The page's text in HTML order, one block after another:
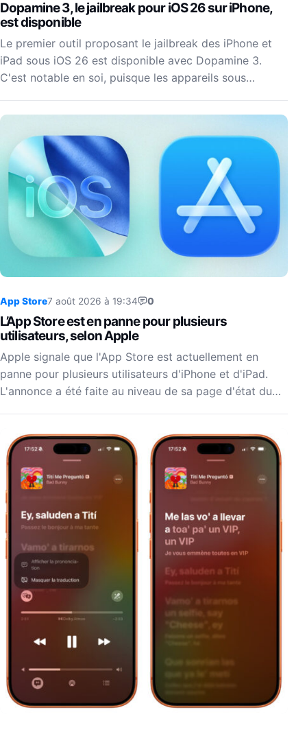
Dopamine 3, le jailbreak pour iOS 26 sur iPhone,
est disponible
Le premier outil proposant le jailbreak des iPhone et
iPad sous iOS 26 est disponible avec Dopamine 3.
C'est notable en soi, puisque les appareils sous…
App Store7 août 2026 à 19:34 0
L’App Store est en panne pour plusieurs
utilisateurs, selon Apple
Apple signale que l'App Store est actuellement en
panne pour plusieurs utilisateurs d'iPhone et d'iPad.
L'annonce a été faite au niveau de sa page d'état du…